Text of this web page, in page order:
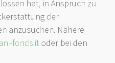
hat, in Anspruch zu
der
anzusuchen. Nähere
fonds.it oder bei den